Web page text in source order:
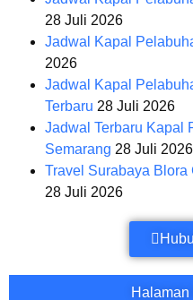
28 Juli 2026
Jadwal Kapal
2026
Jadwal Kapal
Terbaru 28 Juli 2026
Jadwal Terbaru Kapal
Semarang 28 Juli 2026
Travel Surabaya
28 Juli 2026
Halaman